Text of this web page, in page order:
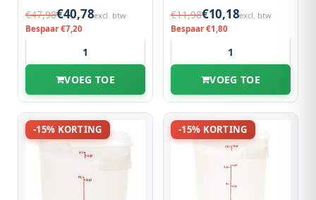
€47,98€40,78excl. btw
Bespaar €7,20
VOEG TOE
€11,98€10,18excl. btw
Bespaar €1,80
VOEG TOE
-15% KORTING -15% KORTING